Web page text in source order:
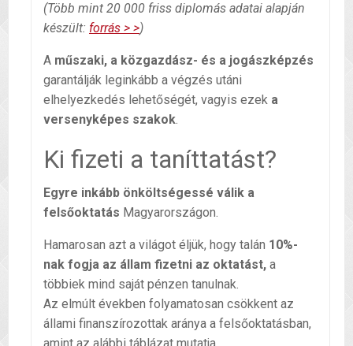
(Több mint 20 000 friss diplomás adatai alapján
készült: forrás > >)
A műszaki, a közgazdász- és a jogászképzés
garantálják leginkább a végzés utáni
elhelyezkedés lehetőségét, vagyis ezek a
versenyképes szakok.
Ki fizeti a taníttatást?
Egyre inkább önköltségessé válik a
felsőoktatás Magyarországon.
Hamarosan azt a világot éljük, hogy talán 10%-
nak fogja az állam fizetni az oktatást, a
többiek mind saját pénzen tanulnak.
Az elmúlt években folyamatosan csökkent az
állami finanszírozottak aránya a felsőoktatásban,